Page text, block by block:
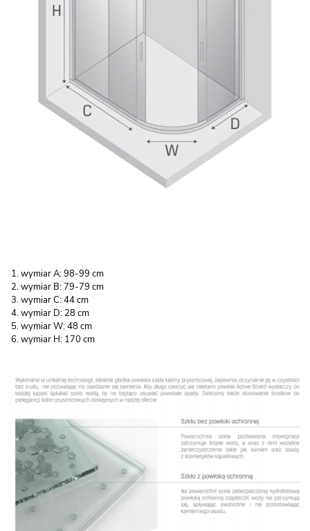
wymiar A: 98-99 cm
wymiar B: 79-79 cm
wymiar C: 44 cm
wymiar D: 28 cm
wymiar W: 48 cm
wymiar H: 170 cm